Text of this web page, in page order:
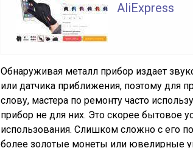
AliExpress
Обнаруживая металл прибор издает
или датчика приближения, поэтому для
слову, мастера по ремонту часто
прибор не для них. Это скорее бытовое
использования. Слишком сложно с его
более золотые монеты или ювелирные